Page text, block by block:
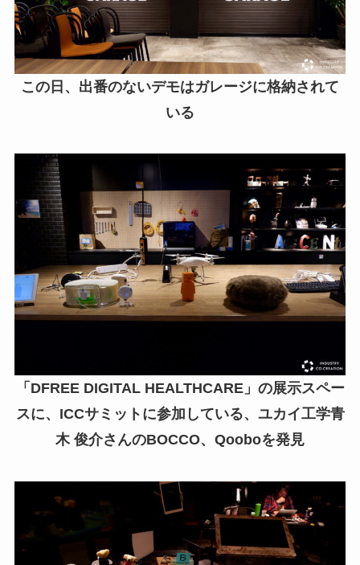
この日、出番のないデモはガレージに格納されて
いる
「DFREE DIGITAL HEALTHCARE」の展示スペー
スに、ICCサミットに参加している、ユカイ工学青
木 俊介さんのBOCCO、Qooboを発見